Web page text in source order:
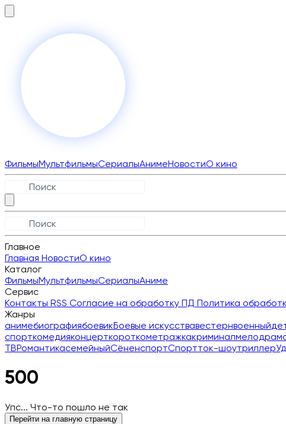
ФильмыМультфильмыСериалыАнимеНовостиО кино
Главное
Главная НовостиО кино
Каталог
ФильмыМультфильмыСериалыАниме
Сервис
Контакты RSS Согласие на обработку ПД Политика
Жанры
анимебиографиябоевикБоевые искусствавестернвоенный
спорткомедияконцерткороткометражкакриминал
ТВРомантикасемейныйСёненспортСпортток-шоутриллер
500
Упс... Что-то пошло не так
Перейти на главную страницу